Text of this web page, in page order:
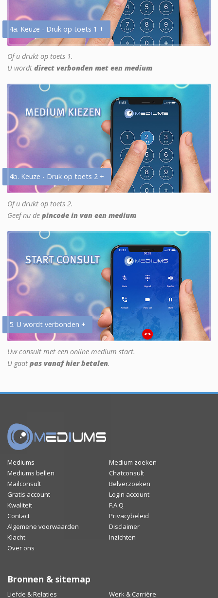
4a. Keuze - Druk op toets 1 +
Of u drukt op toets 1.
U wordt direct verbonden met een medium
4b. Keuze - Druk op toets 2 +
Of u drukt op toets 2.
Geef nu de pincode in van een medium
5. U wordt verbonden +
Uw consult met een online medium start.
U gaat pas vanaf hier betalen.
Mediums
Medium zoeken
Mediums bellen
Chatconsult
Mailconsult
Belverzoeken
Gratis account
Login account
Kwaliteit
F.A.Q
Contact
Privacybeleid
Algemene voorwaarden
Disclaimer
Klacht
Inzichten
Over ons
Bronnen & sitemap
Liefde & Relaties Werk & Carrière